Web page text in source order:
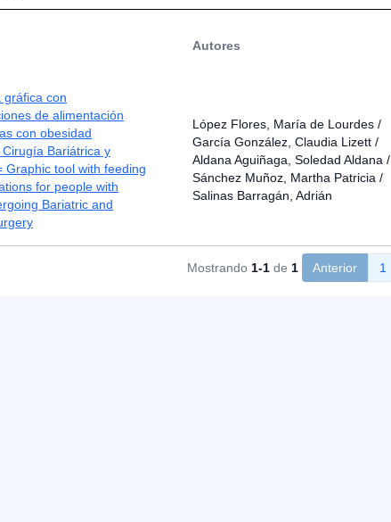
Autores
gráfica con
de alimentación
con obesidad
Bariátrica y
Graphic tool with feeding
for people with
Bariatric and
López Flores, María de Lourdes /
García González, Claudia Lizett /
Aldana Aguiñaga, Soledad Aldana /
Sánchez Muñoz, Martha Patricia /
Salinas Barragán, Adrián
Mostrando 1-1 de 1 Anterior 1